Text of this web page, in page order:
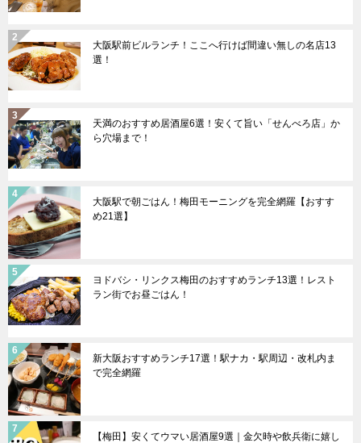
大阪駅前ビルランチ！ここへ行けば間違い無しの名店13
選！
天満のおすすめ居酒屋6選！安くて旨い「せんべろ店」か
ら穴場まで！
大阪駅で朝ごはん！梅田モーニングを完全網羅【おすす
め21選】
ヨドバシ・リンクス梅田のおすすめランチ13選！レスト
ラン街でお昼ごはん！
新大阪おすすめランチ17選！駅ナカ・駅周辺・改札内ま
で完全網羅
【梅田】安くてウマい居酒屋9選｜金欠時や飲兵衛に嬉し